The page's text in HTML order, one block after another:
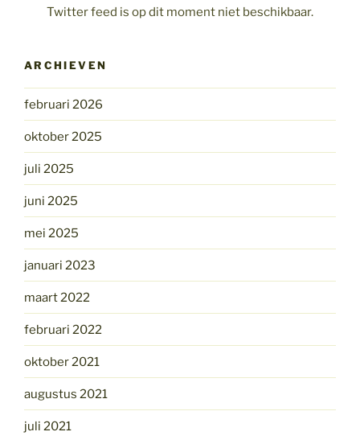
Twitter feed is op dit moment niet beschikbaar.
ARCHIEVEN
februari 2026
oktober 2025
juli 2025
juni 2025
mei 2025
januari 2023
maart 2022
februari 2022
oktober 2021
augustus 2021
juli 2021